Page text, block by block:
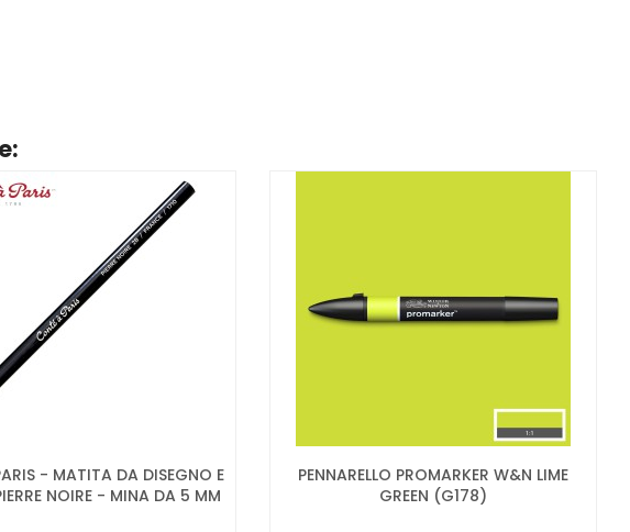
- MATITA DA DISEGNO E
NOIRE - MINA DA 5 MM
PENNARELLO PROMARKER W&N LIME
GREEN (G178)